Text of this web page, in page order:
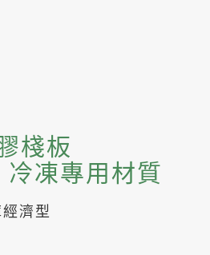
棧板
凍專用材質
濟型